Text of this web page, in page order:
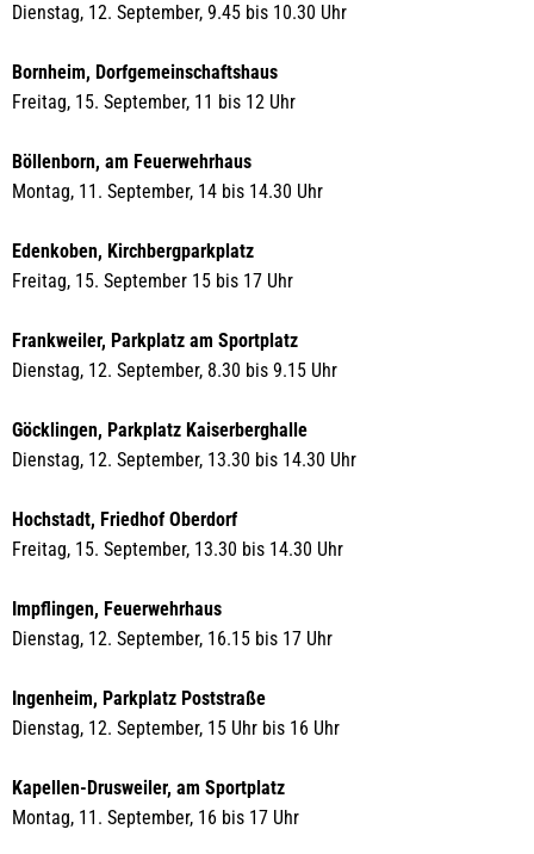
Dienstag, 12. September, 9.45 bis 10.30 Uhr
Bornheim, Dorfgemeinschaftshaus
Freitag, 15. September, 11 bis 12 Uhr
Böllenborn, am Feuerwehrhaus
Montag, 11. September, 14 bis 14.30 Uhr
Edenkoben, Kirchbergparkplatz
Freitag, 15. September 15 bis 17 Uhr
Frankweiler, Parkplatz am Sportplatz
Dienstag, 12. September, 8.30 bis 9.15 Uhr
Göcklingen, Parkplatz Kaiserberghalle
Dienstag, 12. September, 13.30 bis 14.30 Uhr
Hochstadt, Friedhof Oberdorf
Freitag, 15. September, 13.30 bis 14.30 Uhr
Impflingen, Feuerwehrhaus
Dienstag, 12. September, 16.15 bis 17 Uhr
Ingenheim, Parkplatz Poststraße
Dienstag, 12. September, 15 Uhr bis 16 Uhr
Kapellen-Drusweiler, am Sportplatz
Montag, 11. September, 16 bis 17 Uhr